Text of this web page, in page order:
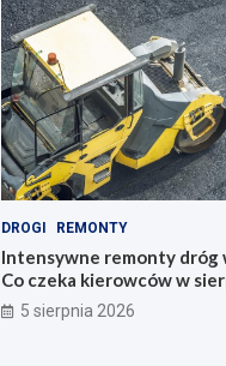
DROGI REMONTY
Intensywne remonty dróg
Co czeka kierowców w
5 sierpnia 2026